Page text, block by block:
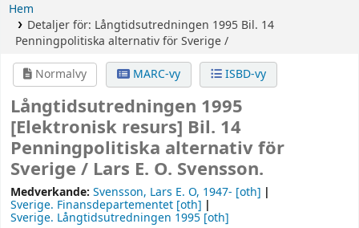
Hem
Detaljer för: Långtidsutredningen 1995 Bil. 14
Penningpolitiska alternativ för Sverige /
Normalvy
MARC-vy ISBD-vy
Långtidsutredningen 1995
[Elektronisk resurs] Bil. 14
Penningpolitiska alternativ för
Sverige / Lars E. O. Svensson.
Medverkande: Svensson, Lars E. O, 1947- [oth]
Sverige. Finansdepartementet [oth]
Sverige. Långtidsutredningen 1995 [oth]